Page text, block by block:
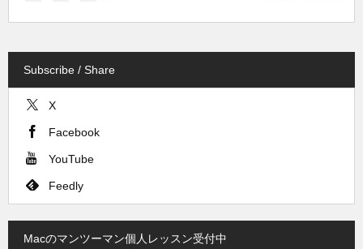
Subscribe / Share
X
Facebook
YouTube
Feedly
Macのマンツーマン個人レッスン受付中